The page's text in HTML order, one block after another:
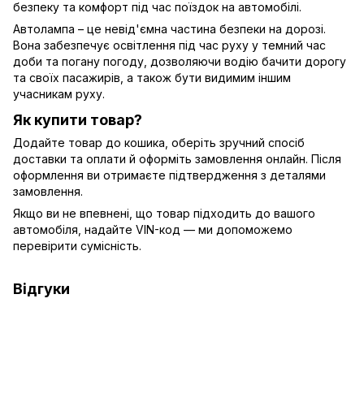
безпеку та комфорт під час поїздок на автомобілі.
Автолампа – це невід'ємна частина безпеки на дорозі.
Вона забезпечує освітлення під час руху у темний час
доби та погану погоду, дозволяючи водію бачити дорогу
та своїх пасажирів, а також бути видимим іншим
учасникам руху.
Як купити товар?
Додайте товар до кошика, оберіть зручний спосіб
доставки та оплати й оформіть замовлення онлайн. Після
оформлення ви отримаєте підтвердження з деталями
замовлення.
Якщо ви не впевнені, що товар підходить до вашого
автомобіля, надайте VIN-код — ми допоможемо
перевірити сумісність.
Відгуки